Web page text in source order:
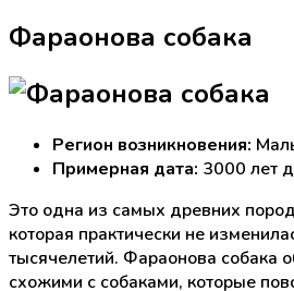
Фараонова собака
Регион возникновения:
Примерная дата: 3000 лет
Это одна из самых древних
которая практически не
тысячелетий. Фараонова собака
схожими с собаками, которые